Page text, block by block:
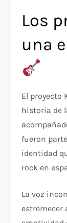
Los
una
El proyecto
historia de
fueron
identidad
rock en
La voz
estremecer